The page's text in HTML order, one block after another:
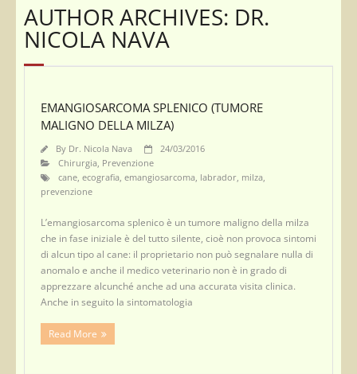
AUTHOR ARCHIVES: DR.
NICOLA NAVA
EMANGIOSARCOMA SPLENICO (TUMORE
MALIGNO DELLA MILZA)
By Dr. Nicola Nava
24/03/2016
Chirurgia Prevenzione
cane ecografia emangiosarcoma labrador milza
prevenzione
L’emangiosarcoma splenico è un tumore maligno della milza
che in fase iniziale è del tutto silente, cioè non provoca sintomi
di alcun tipo al cane: il proprietario non può segnalare nulla di
anomalo e anche il medico veterinario non è in grado di
apprezzare alcunché anche ad una accurata visita clinica.
Anche in seguito la sintomatologia
Read More